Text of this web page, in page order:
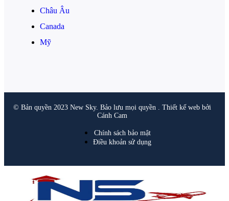
Châu Âu
Canada
Mỹ
© Bản quyền 2023 New Sky. Bảo lưu mọi quyền . Thiết kế web bởi
Cánh Cam
Chính sách bảo mật
Điều khoản sử dụng